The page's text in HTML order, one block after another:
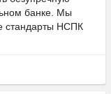
банке. Мы
стандарты НСПК